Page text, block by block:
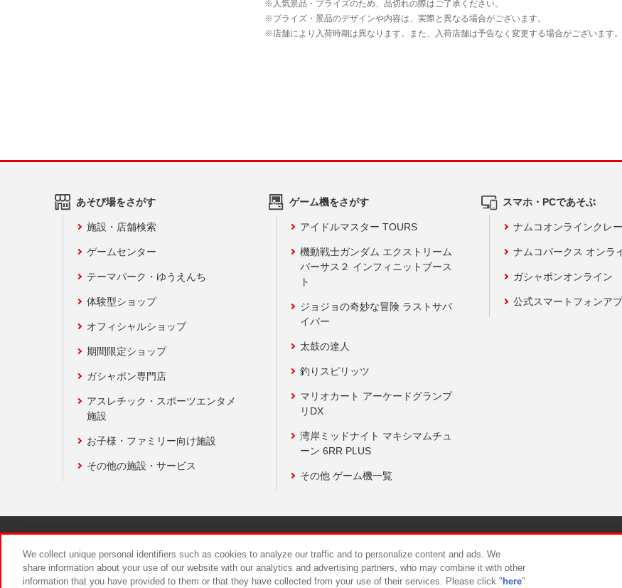
あそび場をさがす
施設・店舗検索
ゲームセンター
テーマパーク・ゆうえんち
体験型ショップ
オフィシャルショップ
期間限定ショップ
ガシャポン専門店
アスレチック・スポーツエンタメ
施設
お子様・ファミリー向け施設
その他の施設・サービス
ゲーム機をさがす
アイドルマスター TOURS
機動戦士ガンダム エクストリーム
バーサス２ インフィニットブース
ト
ジョジョの奇妙な冒険 ラストサバ
イバー
太鼓の達人
釣りスピリッツ
マリオカート アーケードグランプ
リDX
湾岸ミッドナイト マキシマムチュ
ーン 6RR PLUS
その他 ゲーム機一覧
スマホ・PCであそぶ
ナムコオンラインクレ
ナムコパークス オンラ
ガシャポンオンライン
公式スマートフォンア
食品のご提供について カスタマーハラスメント対応方針
We collect unique personal identifiers such as cookies to analyze our traffic and to personalize content and ads. We
share information about your use of our website with our analytics and advertising partners, who may combine it with other
information that you have provided to them or that they have collected from your use of their services. Please click " here"